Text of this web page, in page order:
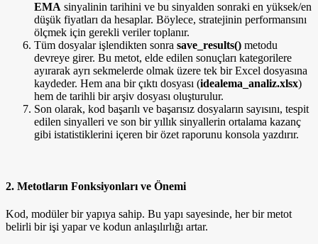
EMA sinyalinin tarihini ve bu sinyalden sonraki en yüksek/en
düşük fiyatları da hesaplar. Böylece, stratejinin performansını
ölçmek için gerekli veriler toplanır.
Tüm dosyalar işlendikten sonra save_results() metodu
devreye girer. Bu metot, elde edilen sonuçları kategorilere
ayırarak ayrı sekmelerde olmak üzere tek bir Excel dosyasına
kaydeder. Hem ana bir çıktı dosyası (idealema_analiz.xlsx)
hem de tarihli bir arşiv dosyası oluşturulur.
Son olarak, kod başarılı ve başarısız dosyaların sayısını, tespit
edilen sinyalleri ve son bir yıllık sinyallerin ortalama kazanç
gibi istatistiklerini içeren bir özet raporunu konsola yazdırır.
2. Metotların Fonksiyonları ve Önemi
Kod, modüler bir yapıya sahip. Bu yapı sayesinde, her bir metot
belirli bir işi yapar ve kodun anlaşılırlığı artar.